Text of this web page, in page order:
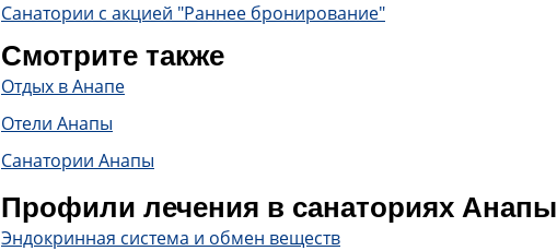
Санатории с акцией "Раннее бронирование"
Смотрите также
Отдых в Анапе
Отели Анапы
Санатории Анапы
Профили лечения в санаториях Анапы
Эндокринная система и обмен веществ